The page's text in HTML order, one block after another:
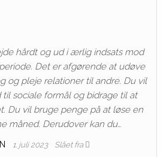
hårdt og ud i ærlig indsats mod
Det er afgørende at udøve
og pleje relationer til andre. Du vil
sociale formål og bidrage til at
Du vil bruge penge på at løse en
måned. Derudover kan du…
1. juli 2023 Slået fra